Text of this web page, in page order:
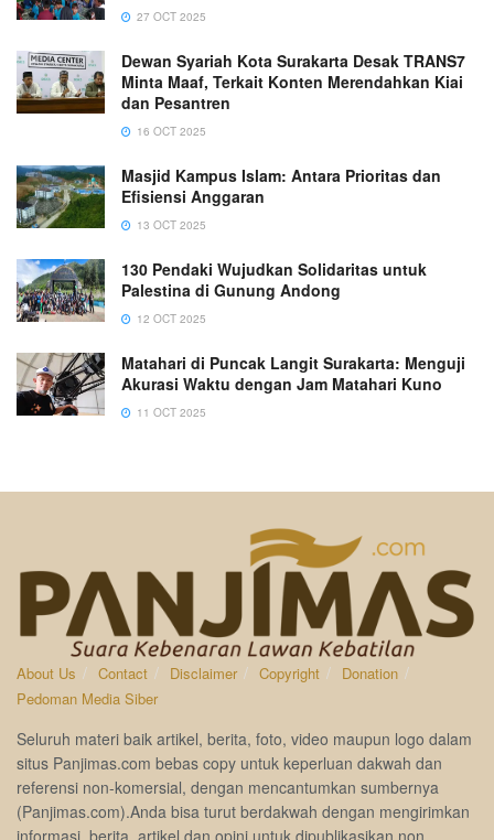
27 OCT 2025
Dewan Syariah Kota Surakarta Desak TRANS7
Minta Maaf, Terkait Konten Merendahkan Kiai
dan Pesantren
16 OCT 2025
Masjid Kampus Islam: Antara Prioritas dan
Efisiensi Anggaran
13 OCT 2025
130 Pendaki Wujudkan Solidaritas untuk
Palestina di Gunung Andong
12 OCT 2025
Matahari di Puncak Langit Surakarta: Menguji
Akurasi Waktu dengan Jam Matahari Kuno
11 OCT 2025
About Us Contact Disclaimer Copyright
Donation
Pedoman Media Siber
Seluruh materi baik artikel, berita, foto, video maupun logo dalam
situs Panjimas.com bebas copy untuk keperluan dakwah dan
referensi non-komersial, dengan mencantumkan sumbernya
(Panjimas.com).Anda bisa turut berdakwah dengan mengirimkan
informasi, berita, artikel dan opini untuk dipublikasikan non